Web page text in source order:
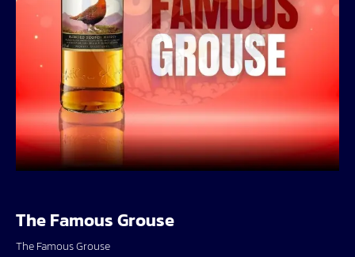
The Famous Grouse
The Famous Grouse